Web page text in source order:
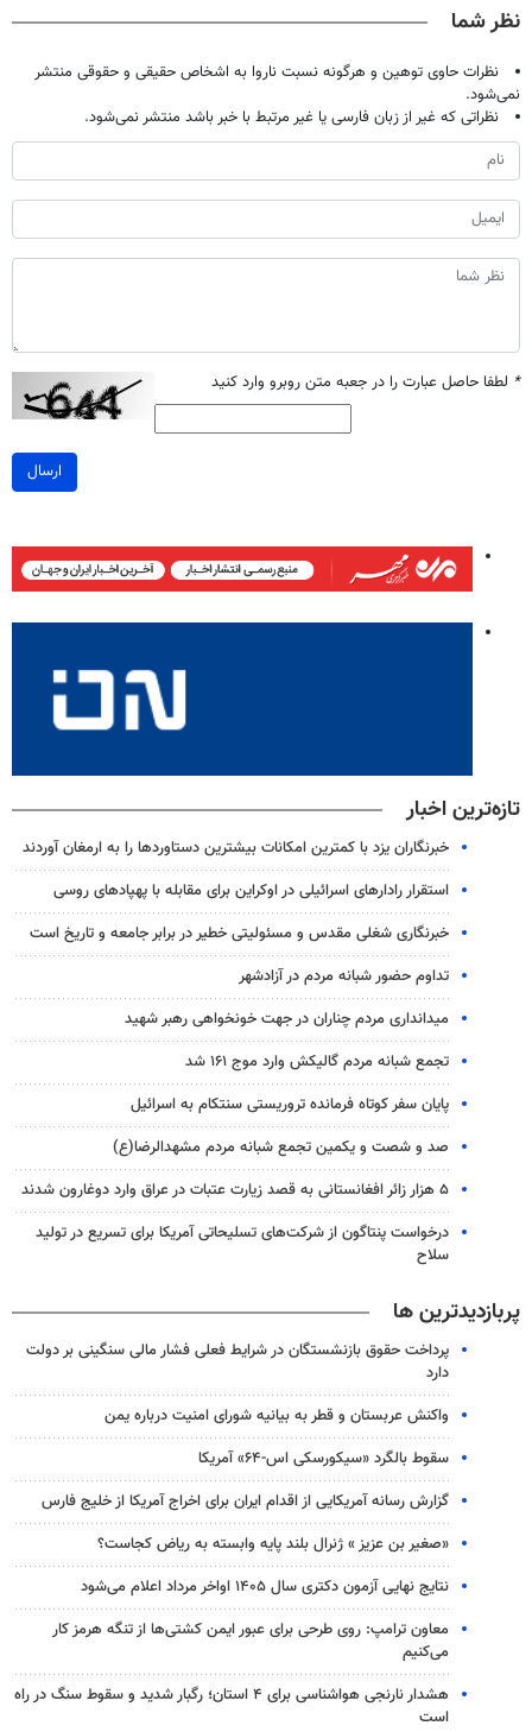
نظر شما
نظرات حاوی توهین و هرگونه نسبت ناروا به اشخاص حقیقی و حقوقی منتشر
نمی‌شود.
نظراتی که غیر از زبان فارسی یا غیر مرتبط با خبر باشد منتشر نمی‌شود.
* لطفا حاصل عبارت را در جعبه متن روبرو وارد کنید
ارسال
تازه‌ترین اخبار
خبرنگاران یزد با کمترین امکانات بیشترین دستاوردها را به ارمغان آوردند
استقرار رادارهای اسرائیلی در اوکراین برای مقابله با پهپادهای روسی
خبرنگاری شغلی مقدس و مسئولیتی خطیر در برابر جامعه و تاریخ است
تداوم حضور شبانه مردم در آزادشهر
میدانداری مردم چناران در جهت خونخواهی رهبر شهید
تجمع شبانه مردم گالیکش وارد موج ۱۶۱ شد
پایان سفر کوتاه فرمانده تروریستی سنتکام به اسرائیل
صد و شصت و یکمین تجمع شبانه مردم مشهدالرضا(ع)
۵ هزار زائر افغانستانی به قصد زیارت عتبات در عراق وارد دوغارون شدند
درخواست پنتاگون از شرکت‌های تسلیحاتی آمریکا برای تسریع در تولید
سلاح
پربازدیدترین ها
پرداخت حقوق بازنشستگان در شرایط فعلی فشار مالی سنگینی بر دولت
دارد
واکنش عربستان و قطر به بیانیه شورای امنیت درباره یمن
سقوط بالگرد «سیکورسکی اس-۶۴» آمریکا
گزارش رسانه آمریکایی از اقدام ایران برای اخراج آمریکا از خلیج فارس
«صغیر بن عزیز » ژنرال بلند پایه وابسته به ریاض کجاست؟
نتایج نهایی آزمون دکتری سال ۱۴۰۵ اواخر مرداد اعلام می‌شود
معاون ترامپ: روی طرحی برای عبور ایمن کشتی‌ها از تنگه هرمز کار
می‌کنیم
هشدار نارنجی هواشناسی برای ۴ استان؛ رگبار شدید و سقوط سنگ در راه
است